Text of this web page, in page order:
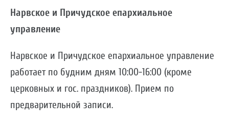
Нарвское и Причудское епархиальное
управление
Нарвское и Причудское епархиальное управление
работает по будним дням 10:00-16:00 (кроме
церковных и гос. праздников). Прием по
предварительной записи.